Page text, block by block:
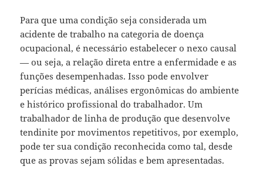
Para que uma condição seja considerada um
acidente de trabalho na categoria de doença
ocupacional, é necessário estabelecer o nexo causal
— ou seja, a relação direta entre a enfermidade e as
funções desempenhadas. Isso pode envolver
perícias médicas, análises ergonômicas do ambiente
e histórico profissional do trabalhador. Um
trabalhador de linha de produção que desenvolve
tendinite por movimentos repetitivos, por exemplo,
pode ter sua condição reconhecida como tal, desde
que as provas sejam sólidas e bem apresentadas.